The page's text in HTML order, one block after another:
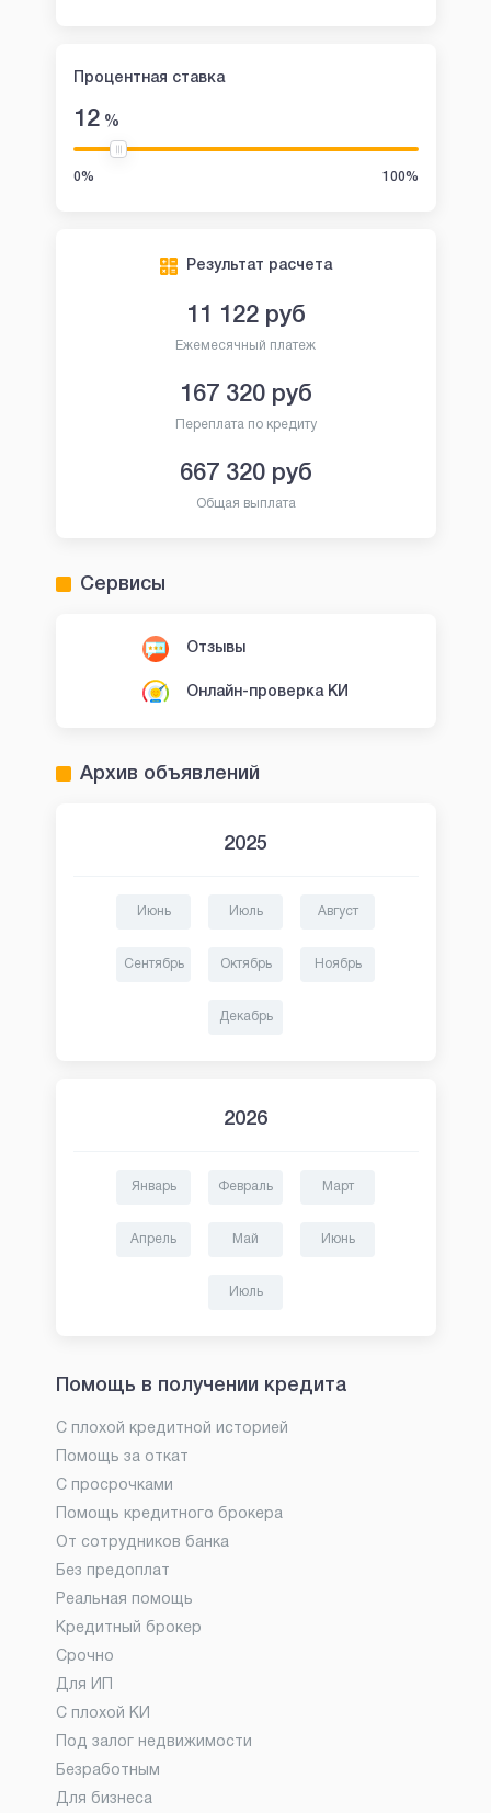
Процентная ставка
12%
0% 100%
Результат расчета
11 122руб
Ежемесячный платеж
167 320руб
Переплата по кредиту
667 320руб
Общая выплата
Сервисы
Отзывы
Онлайн-проверка КИ
Архив объявлений
2025
Июнь Июль Август
Сентябрь Октябрь Ноябрь
Декабрь
2026
Январь Февраль Март
Апрель Май Июнь
Июль
Помощь в получении кредита
С плохой кредитной историей
Помощь за откат
С просрочками
Помощь кредитного брокера
От сотрудников банка
Без предоплат
Реальная помощь
Кредитный брокер
Срочно
Для ИП
С плохой КИ
Под залог недвижимости
Безработным
Для бизнеса